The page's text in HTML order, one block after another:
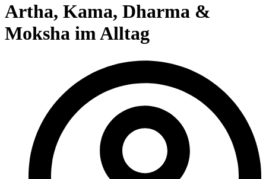
Artha, Kama, Dharma &
Moksha im Alltag